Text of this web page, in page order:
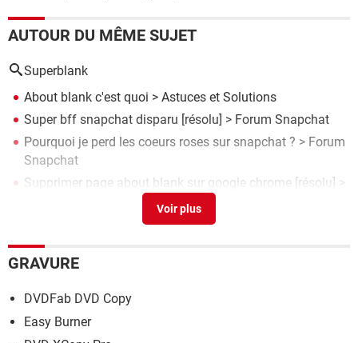
AUTOUR DU MÊME SUJET
Superblank
About blank c'est quoi > Astuces et Solutions
Super bff snapchat disparu [résolu] > Forum Snapchat
Pourquoi je perd les coeurs roses sur snapchat ? > Forum
Snapchat
Supprimer page about blank sur google chrome [résolu] >
Les meilleurs amis snapchat changent en combien de
temps?
GRAVURE
DVDFab DVD Copy
Easy Burner